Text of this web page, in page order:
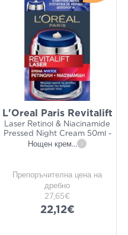
L'Oreal Paris Revitalift
Laser Retinol & Niacinamide
Pressed Night Cream 50ml -
Нощен крем... i
Препоръчителна цена на
дребно
27,65€
22,12€